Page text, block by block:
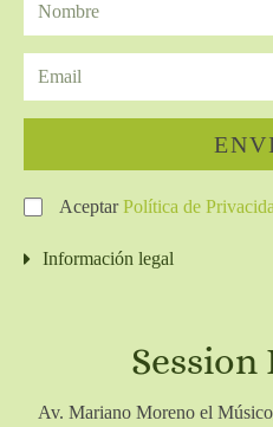
AceptarPolítica de
Información legal
Session
Av. Mariano Moreno el